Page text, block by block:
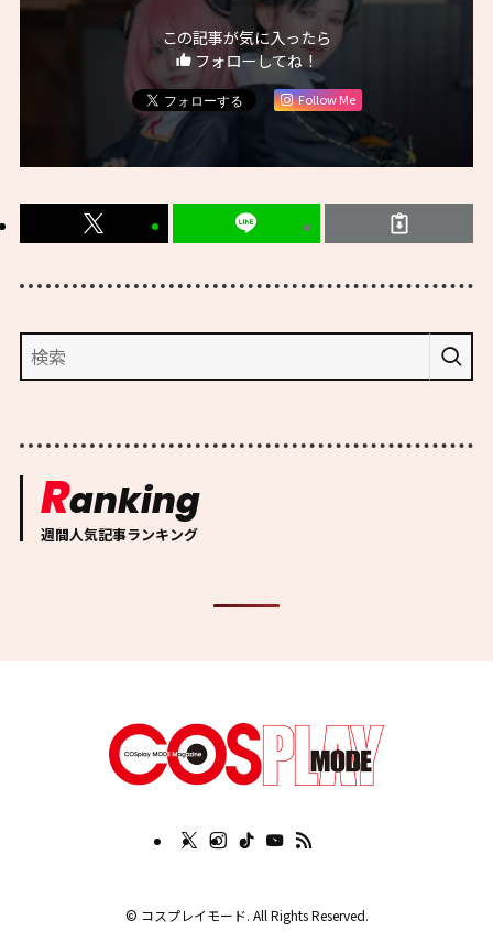
この記事が気に入ったら
フォローしてね！
Follow Me
Ranking
週間人気記事ランキング
© コスプレイモード. All Rights Reserved.